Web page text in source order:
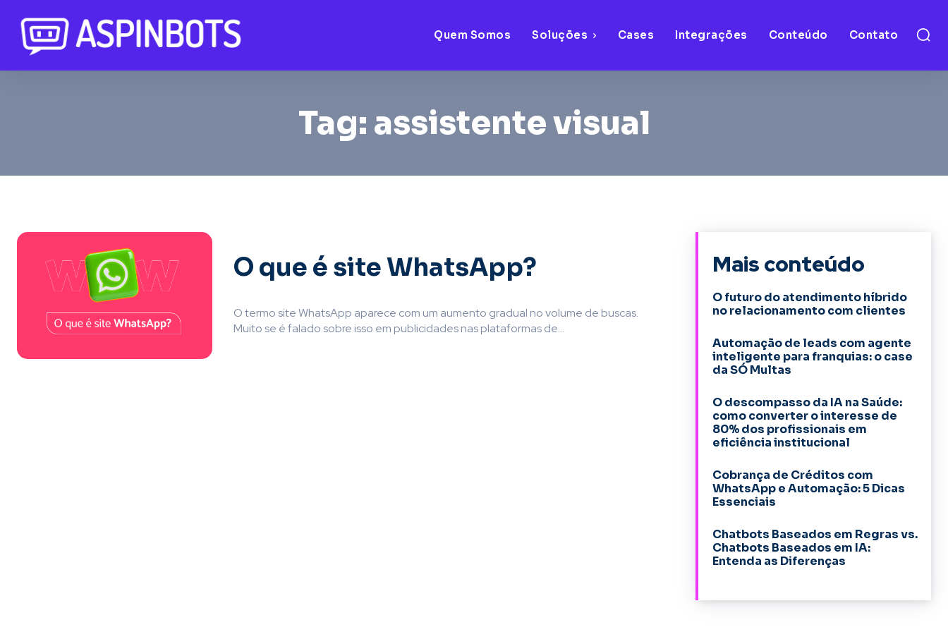
Quem Somos Soluções Cases Integrações Conteúdo Contato
Tag: assistente visual
O que é site WhatsApp?
O termo site WhatsApp aparece com um aumento gradual no volume de buscas.
Muito se é falado sobre isso em publicidades nas plataformas de...
Mais conteúdo
O futuro do atendimento híbrido
no relacionamento com clientes
Automação de leads com agente
inteligente para franquias: o case
da SÓ Multas
O descompasso da IA na Saúde:
como converter o interesse de
80% dos profissionais em
eficiência institucional
Cobrança de Créditos com
WhatsApp e Automação: 5 Dicas
Essenciais
Chatbots Baseados em Regras vs.
Chatbots Baseados em IA:
Entenda as Diferenças